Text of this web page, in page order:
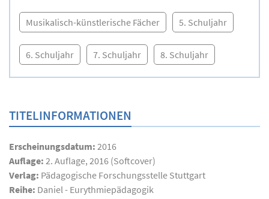
Musikalisch-künstlerische Fächer 5. Schuljahr
6. Schuljahr 7. Schuljahr 8. Schuljahr
TITELINFORMATIONEN
Erscheinungsdatum: 2016
Auflage: 2. Auflage, 2016 (Softcover)
Verlag: Pädagogische Forschungsstelle Stuttgart
Reihe: Daniel - Eurythmiepädagogik